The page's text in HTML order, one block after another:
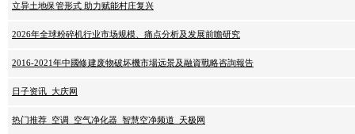
立异土地保管形式 助力赋能村庄复兴
2026年全球粉碎机行业市场规模、痛点分析及发展前瞻研究
2016-2021年中國修建废物破坏機市場远景及融資戰略咨詢報告
日子资讯_大庆网
热门推荐_空调_空气净化器_智慧空净频道_天极网